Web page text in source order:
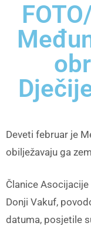
Deveti februar je
obilježavaju ga
Članice
Donji Vakuf,
datuma, posjetile